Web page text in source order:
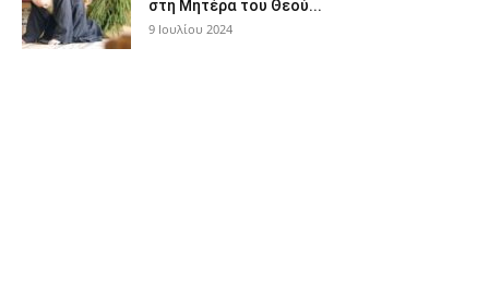
στη Μητέρα του Θεού...
9 Ιουλίου 2024